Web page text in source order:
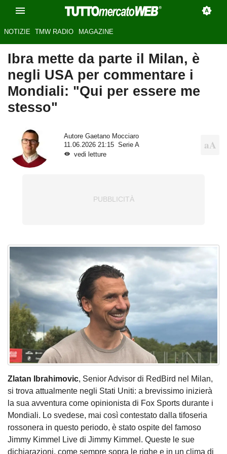
NOTIZIE TMW RADIO MAGAZINE
Ibra mette da parte il Milan, è
negli USA per commentare i
Mondiali: "Qui per essere me
stesso"
Autore Gaetano Mocciaro
11.06.2026 21:15
Serie A
vedi letture
Zlatan Ibrahimovic, Senior Advisor di RedBird nel Milan,
si trova attualmente negli Stati Uniti: a brevissimo inizierà
la sua avventura come opinionista di Fox Sports durante i
Mondiali. Lo svedese, mai così contestato dalla tifoseria
rossonera in questo periodo, è stato ospite del famoso
Jimmy Kimmel Live di Jimmy Kimmel. Queste le sue
dichiarazioni, come sempre sopra le righe e in un clima di